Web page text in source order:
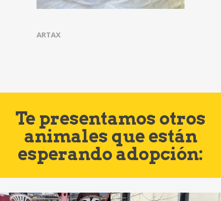
ARTAX
Te presentamos otros
animales que están
esperando adopción: